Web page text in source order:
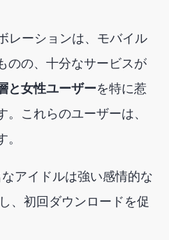
レーションは、 モバイル
のの、十分なサービスが
と女性ユーザーを特に惹
。これらのユーザーは、
アイドルは強い感情的な
、初回ダウンロードを促